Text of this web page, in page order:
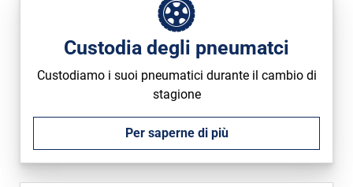
Custodia degli pneumatci
Custodiamo i suoi pneumatici durante il cambio di
stagione
Per saperne di più